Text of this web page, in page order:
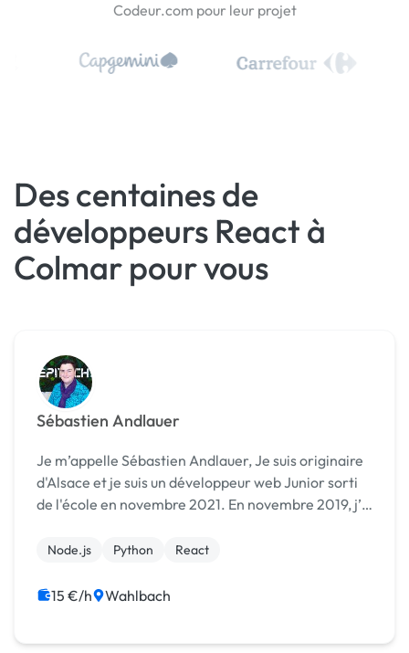
Codeur.com pour leur projet
Des centaines de
développeurs React à
Colmar pour vous
Sébastien Andlauer
Je m’appelle Sébastien Andlauer, Je suis originaire
d'Alsace et je suis un développeur web Junior sorti
de l'école en novembre 2021. En novembre 2019, j’ai
qui m’a permis d’intégrer par la suite...
Node.js Python React
15 €/h Wahlbach